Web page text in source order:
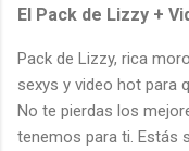
El Pack de Lizzy +
Pack de Lizzy, rica
sexys y video hot para
No te pierdas los
tenemos para ti. Estás